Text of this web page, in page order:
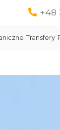
+48
Transfery